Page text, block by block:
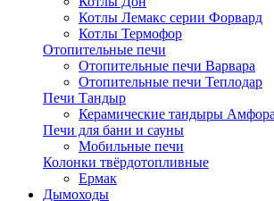
Котлы Лемакс серии Форвард
Котлы Термофор
Отопительные печи
Отопительные печи Варвара
Отопительные печи Теплодар
Печи Тандыр
Керамические тандыры Амфора
Печи для бани и сауны
Мобильные печи
Колонки твёрдотопливные
Ермак
Дымоходы